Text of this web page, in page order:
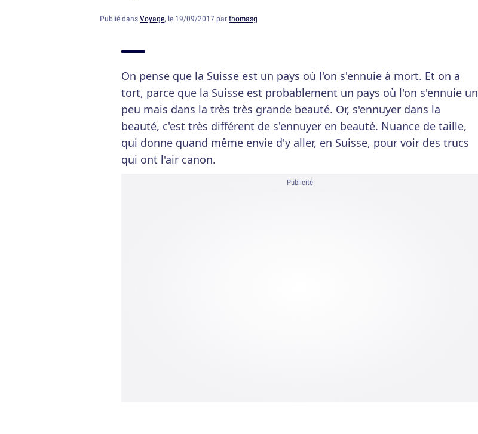
Publié dansVoyage, le 19/09/2017 parthomasg
On pense que la Suisse est un pays où l'on s'ennuie à mort. Et on a
tort, parce que la Suisse est probablement un pays où l'on s'ennuie un
peu mais dans la très très grande beauté. Or, s'ennuyer dans la
beauté, c'est très différent de s'ennuyer en beauté. Nuance de taille,
qui donne quand même envie d'y aller, en Suisse, pour voir des trucs
qui ont l'air canon.
Publicité